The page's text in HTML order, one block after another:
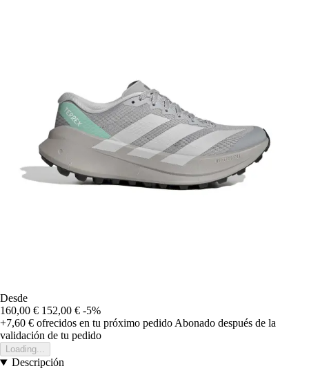
Desde
160,00 € 152,00 € -5%
+7,60 € ofrecidos en tu próximo pedidoAbonado después de la
validación de tu pedido
Loading...
Descripción